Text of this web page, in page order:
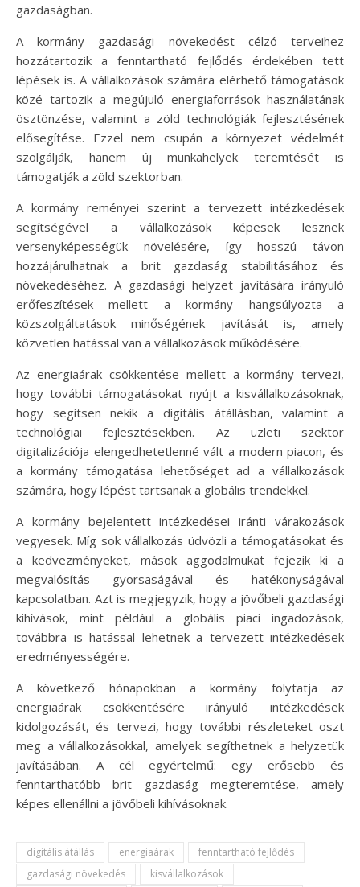
gazdaságban.
A kormány gazdasági növekedést célzó terveihez
hozzátartozik a fenntartható fejlődés érdekében tett
lépések is. A vállalkozások számára elérhető támogatások
közé tartozik a megújuló energiaforrások használatának
ösztönzése, valamint a zöld technológiák fejlesztésének
elősegítése. Ezzel nem csupán a környezet védelmét
szolgálják, hanem új munkahelyek teremtését is
támogatják a zöld szektorban.
A kormány reményei szerint a tervezett intézkedések
segítségével a vállalkozások képesek lesznek
versenyképességük növelésére, így hosszú távon
hozzájárulhatnak a brit gazdaság stabilitásához és
növekedéséhez. A gazdasági helyzet javítására irányuló
erőfeszítések mellett a kormány hangsúlyozta a
közszolgáltatások minőségének javítását is, amely
közvetlen hatással van a vállalkozások működésére.
Az energiaárak csökkentése mellett a kormány tervezi,
hogy további támogatásokat nyújt a kisvállalkozásoknak,
hogy segítsen nekik a digitális átállásban, valamint a
technológiai fejlesztésekben. Az üzleti szektor
digitalizációja elengedhetetlenné vált a modern piacon, és
a kormány támogatása lehetőséget ad a vállalkozások
számára, hogy lépést tartsanak a globális trendekkel.
A kormány bejelentett intézkedései iránti várakozások
vegyesek. Míg sok vállalkozás üdvözli a támogatásokat és
a kedvezményeket, mások aggodalmukat fejezik ki a
megvalósítás gyorsaságával és hatékonyságával
kapcsolatban. Azt is megjegyzik, hogy a jövőbeli gazdasági
kihívások, mint például a globális piaci ingadozások,
továbbra is hatással lehetnek a tervezett intézkedések
eredményességére.
A következő hónapokban a kormány folytatja az
energiaárak csökkentésére irányuló intézkedések
kidolgozását, és tervezi, hogy további részleteket oszt
meg a vállalkozásokkal, amelyek segíthetnek a helyzetük
javításában. A cél egyértelmű: egy erősebb és
fenntarthatóbb brit gazdaság megteremtése, amely
képes ellenállni a jövőbeli kihívásoknak.
digitális átállás energiaárak
fenntartható fejlődés
gazdasági növekedés
kisvállalkozások